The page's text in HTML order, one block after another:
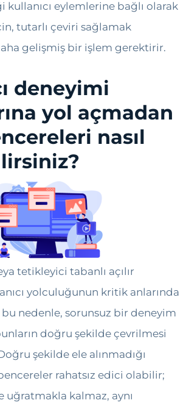
kullanıcı eylemlerine bağlı olarak
tutarlı çeviri sağlamak
gelişmiş bir işlem gerektirir.
deneyimi
yol açmadan
nasıl
tetikleyici tabanlı açılır
yolculuğunun kritik anlarında
nedenle, sorunsuz bir deneyim
doğru şekilde çevrilmesi
şekilde ele alınmadığı
rahatsız edici olabilir;
uğratmakla kalmaz, aynı